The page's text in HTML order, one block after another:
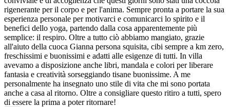
rigenerante per il corpo e per l'anima. Sempre pronta a portare la sua
esperienza personale per motivarci e comunicarci lo spirito e il
benefici dello yoga, partendo dalla cosa apparentemente più
semplice: il respiro. Oltre a tutto ciò abbiamo mangiato, grazie
all'aiuto della cuoca Gianna persona squisita, cibi sempre a km zero,
freschissimi e buonissimi e adatti alle esigenze di tutti. In villa
avevamo a disposizione anche libri, mandala e colori per liberare
fantasia e creatività sorseggiando tisane buonissime. A me
personalmente ha insegnato uno stile di vita che mi sono portata
anche a casa al ritorno. Oltre a consigliare questo ritiro a tutti, spero
di essere la prima a poter ritornare!